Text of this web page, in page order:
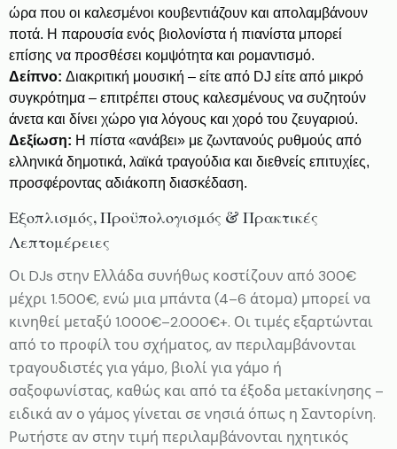
ώρα που οι καλεσμένοι κουβεντιάζουν και απολαμβάνουν
ποτά. Η παρουσία ενός βιολονίστα ή πιανίστα μπορεί
επίσης να προσθέσει κομψότητα και ρομαντισμό.
Δείπνο: Διακριτική μουσική – είτε από DJ είτε από μικρό
συγκρότημα – επιτρέπει στους καλεσμένους να συζητούν
άνετα και δίνει χώρο για λόγους και χορό του ζευγαριού.
Δεξίωση: Η πίστα «ανάβει» με ζωντανούς ρυθμούς από
ελληνικά δημοτικά, λαϊκά τραγούδια και διεθνείς επιτυχίες,
προσφέροντας αδιάκοπη διασκέδαση.
Εξοπλισμός, Προϋπολογισμός & Πρακτικές
Λεπτομέρειες
Οι DJs στην Ελλάδα συνήθως κοστίζουν από 300€
μέχρι 1.500€, ενώ μια μπάντα (4–6 άτομα) μπορεί να
κινηθεί μεταξύ 1.000€–2.000€+. Οι τιμές εξαρτώνται
από το προφίλ του σχήματος, αν περιλαμβάνονται
τραγουδιστές για γάμο, βιολί για γάμο ή
σαξοφωνίστας, καθώς και από τα έξοδα μετακίνησης –
ειδικά αν ο γάμος γίνεται σε νησιά όπως η Σαντορίνη.
Ρωτήστε αν στην τιμή περιλαμβάνονται ηχητικός